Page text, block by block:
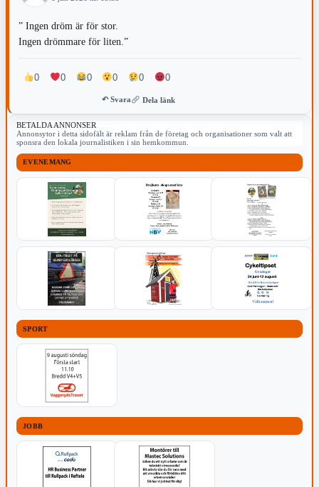
” Ingen dröm är för stor.
Ingen drömmare för liten.”
0 0 0 0 0 0
↶ Svara Dela länk
BETALDA ANNONSER
Annonsytor i detta sidofält är reklam från de företag och organisationer som valt att
sponsra den lokala journalistiken i sin hemkommun.
EVENEMANG
SPORT
JOBB